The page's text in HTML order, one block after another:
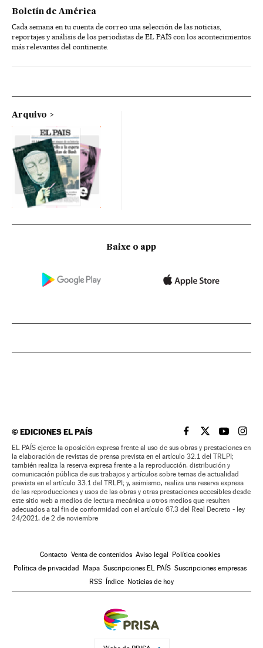
Boletín de América
Cada semana en tu cuenta de correo una selección de las noticias,
reportajes y análisis de los periodistas de EL PAÍS con los acontecimientos
más relevantes del continente.
Arquivo
Baixe o app
©EDICIONES EL PAÍS EL PAÍS BRASIL EN
EL PAÍSEL PAÍS
EL
EL PAÍS ejerce la oposición expresa frente al uso de sus obras y prestaciones en
la elaboración de revistas de prensa prevista en el artículo 32.1 del TRLPI;
también realiza la reserva expresa frente a la reproducción, distribución y
comunicación pública de sus trabajos y artículos sobre temas de actualidad
prevista en el artículo 33.1 del TRLPI; y, asimismo, realiza una reserva expresa
de las reproducciones y usos de las obras y otras prestaciones accesibles desde
este sitio web a medios de lectura mecánica u otros medios que resulten
adecuados a tal fin de conformidad con el artículo 67.3 del Real Decreto - ley
24/2021, de 2 de noviembre
Contacto Venta de contenidos Aviso legal Política cookies
Política de privacidad Mapa Suscripciones EL PAÍS Suscripciones empresas
RSS Índice Noticias de hoy